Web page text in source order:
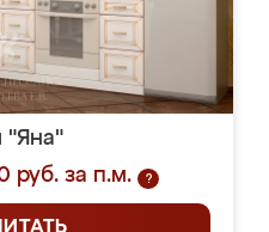
"Яна"
руб. за п.м.
?